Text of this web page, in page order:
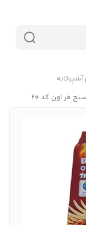
آشپزخانه
فر اون کد 20